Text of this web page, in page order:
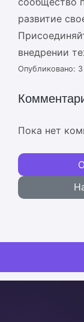
развитие
внедрении
Опубликовано:
Пока нет